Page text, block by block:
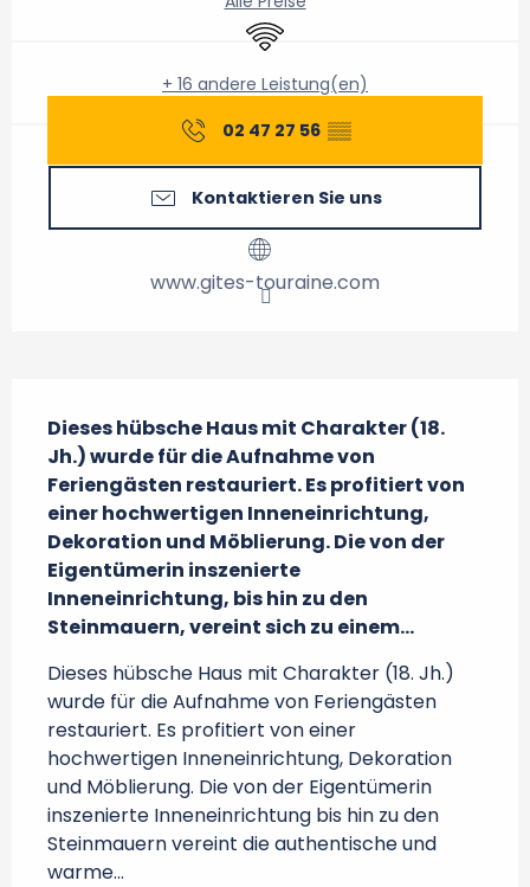
Wi-Fi
+ 16 andere Leistung(en)
02 47 27 56 ▒▒
Kontaktieren Sie uns
www.gites-touraine.com
Dieses hübsche Haus mit Charakter (18.
Jh.) wurde für die Aufnahme von
Feriengästen restauriert. Es profitiert von
einer hochwertigen Inneneinrichtung,
Dekoration und Möblierung. Die von der
Eigentümerin inszenierte
Inneneinrichtung, bis hin zu den
Steinmauern, vereint sich zu einem...
Dieses hübsche Haus mit Charakter (18. Jh.)
wurde für die Aufnahme von Feriengästen
restauriert. Es profitiert von einer
hochwertigen Inneneinrichtung, Dekoration
und Möblierung. Die von der Eigentümerin
inszenierte Inneneinrichtung bis hin zu den
Steinmauern vereint die authentische und
warme...